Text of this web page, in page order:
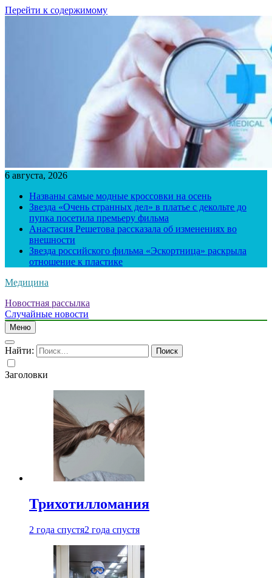
Перейти к содержимому
6 августа, 2026
Названы самые модные кроссовки на осень
Звезда «Очень странных дел» в платье с декольте до
пупка посетила премьеру фильма
Анастасия Решетова рассказала об изменениях во
внешности
Звезда российского фильма «Эскортница» раскрыла
отношение к пластике
Медицина
Новостная рассылка
Случайные новости
Меню
Найти:
Заголовки
Трихотилломания
2 года спустя2 года спустя